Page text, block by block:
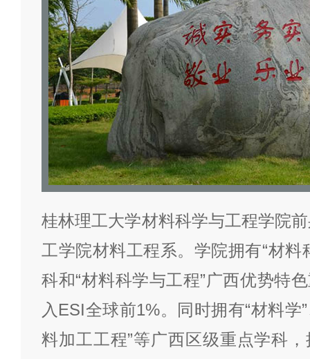
桂林理工大学材料科学与工程学院
工学院材料工程系。学院拥有“材料
科和“材料科学与工程”广西优势特
入ESI全球前1%。同时拥有“材料学
料加工工程”等广西区级重点学科